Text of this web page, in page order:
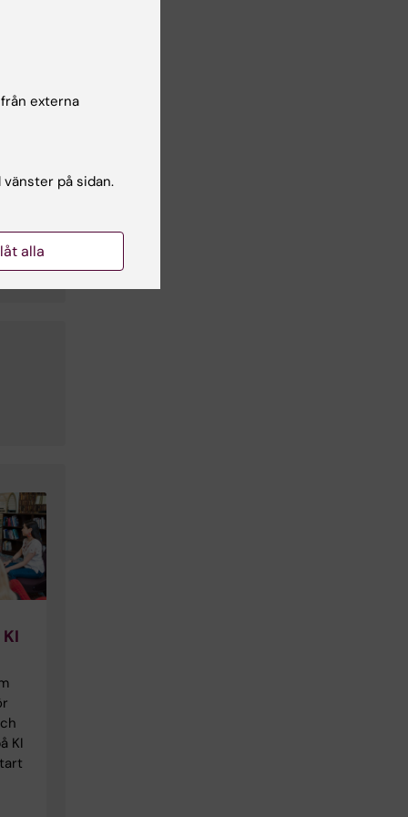
KI
externa
på sidan.
alla